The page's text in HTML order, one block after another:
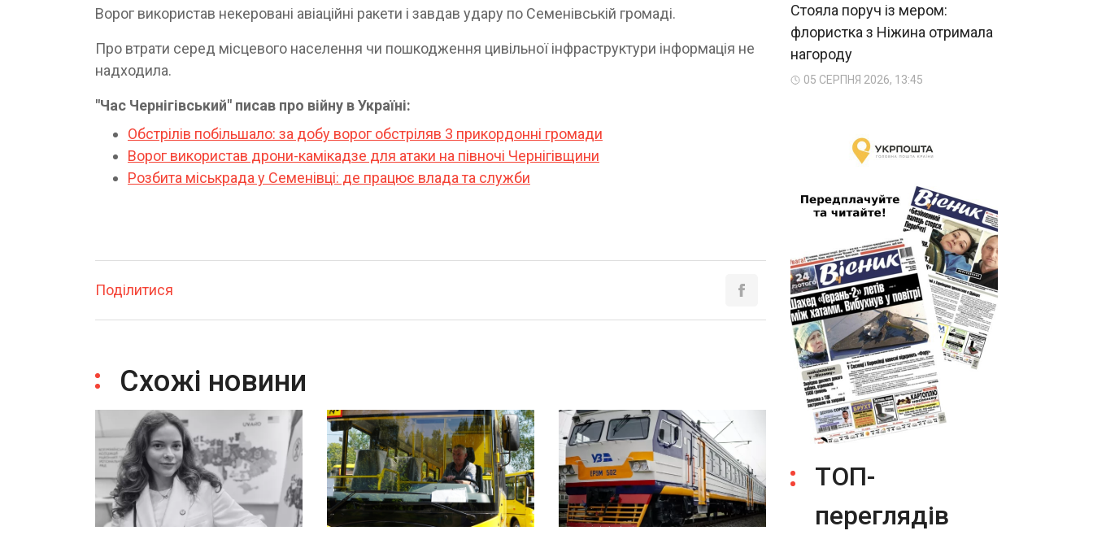
Ворог використав некеровані авіаційні ракети і завдав удару по Семенівській громаді.
Про втрати серед місцевого населення чи пошкодження цивільної інфраструктури інформація не
надходила.
"Час Чернігівський" писав про війну в Україні:
Обстрілів побільшало: за добу ворог обстріляв 3 прикордонні громади
Ворог використав дрони-камікадзе для атаки на півночі Чернігівщини
Розбита міськрада у Семенівці: де працює влада та служби
Поділитися
Схожі новини
Стояла поруч із мером:
флористка з Ніжина отримала
нагороду
05 СЕРПНЯ 2026, 13:45
ТОП-
переглядів